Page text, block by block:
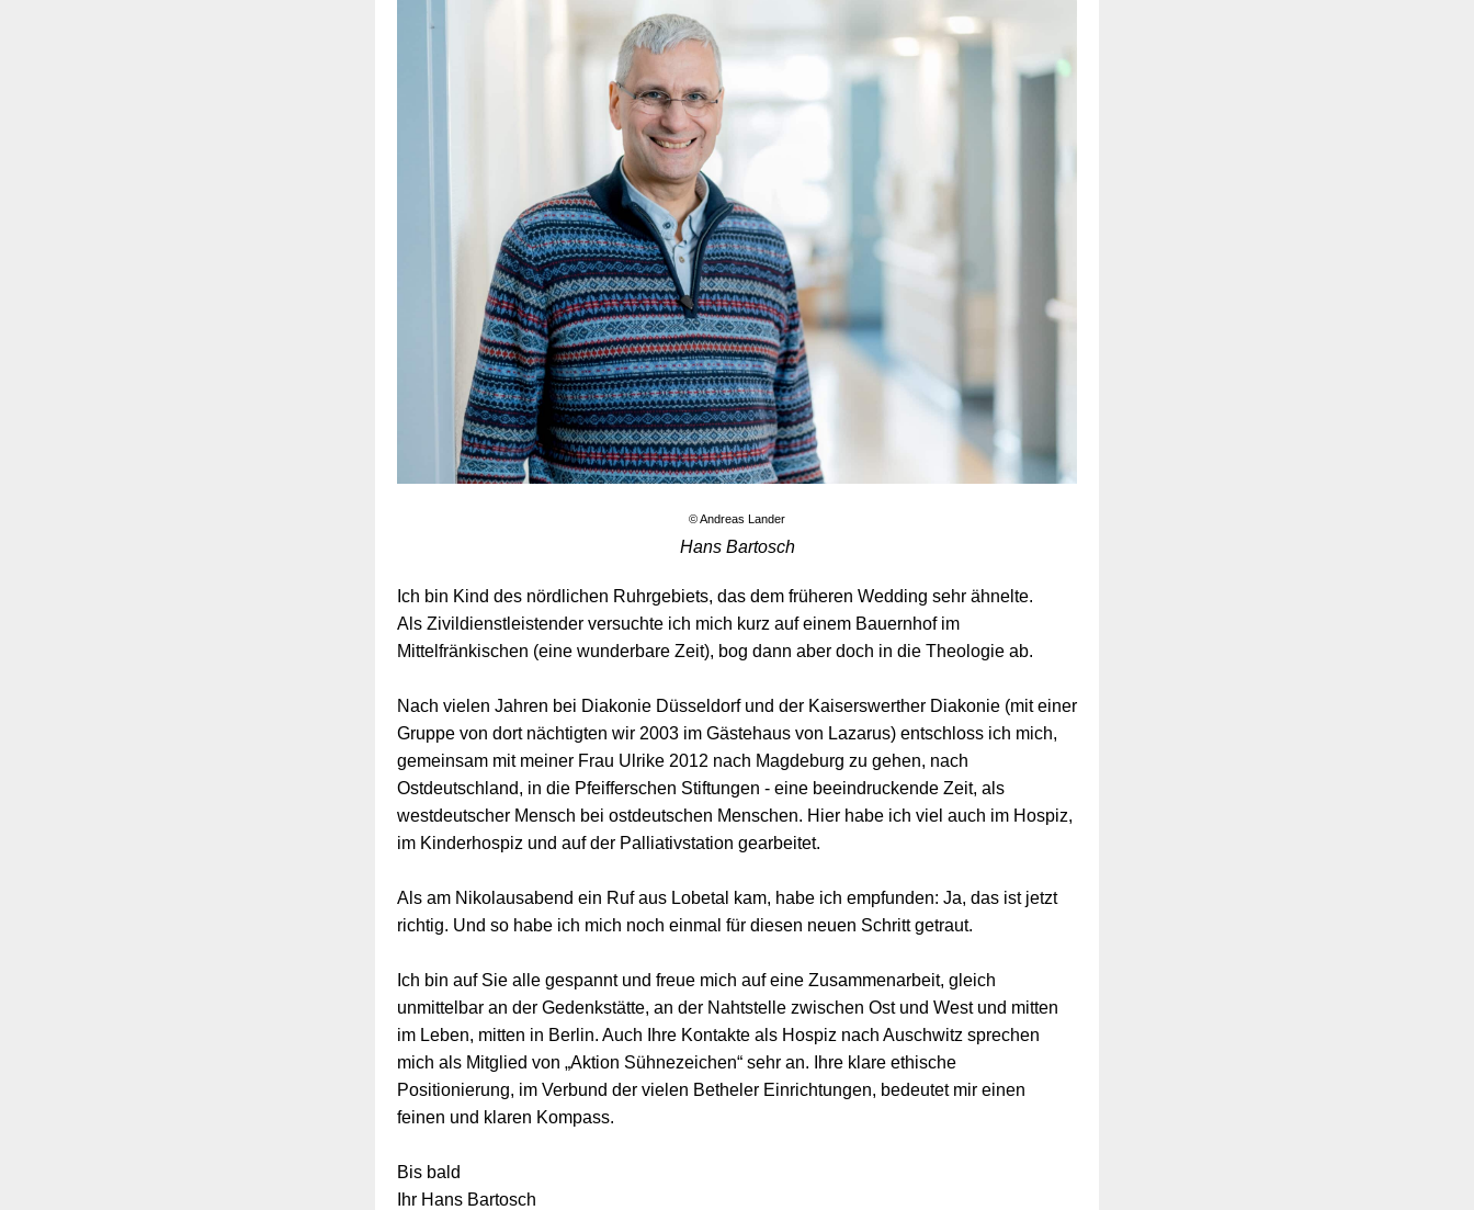
©Andreas Lander
Hans Bartosch
Ich bin Kind des nördlichen Ruhrgebiets, das dem früheren Wedding sehr ähnelte.
Als Zivildienstleistender versuchte ich mich kurz auf einem Bauernhof im
Mittelfränkischen (eine wunderbare Zeit), bog dann aber doch in die Theologie ab.
Nach vielen Jahren bei Diakonie Düsseldorf und der Kaiserswerther Diakonie (mit einer
Gruppe von dort nächtigten wir 2003 im Gästehaus von Lazarus) entschloss ich mich,
gemeinsam mit meiner Frau Ulrike 2012 nach Magdeburg zu gehen, nach
Ostdeutschland, in die Pfeifferschen Stiftungen - eine beeindruckende Zeit, als
westdeutscher Mensch bei ostdeutschen Menschen. Hier habe ich viel auch im Hospiz,
im Kinderhospiz und auf der Palliativstation gearbeitet.
Als am Nikolausabend ein Ruf aus Lobetal kam, habe ich empfunden: Ja, das ist jetzt
richtig. Und so habe ich mich noch einmal für diesen neuen Schritt getraut.
Ich bin auf Sie alle gespannt und freue mich auf eine Zusammenarbeit, gleich
unmittelbar an der Gedenkstätte, an der Nahtstelle zwischen Ost und West und mitten
im Leben, mitten in Berlin. Auch Ihre Kontakte als Hospiz nach Auschwitz sprechen
mich als Mitglied von „Aktion Sühnezeichen“ sehr an. Ihre klare ethische
Positionierung, im Verbund der vielen Betheler Einrichtungen, bedeutet mir einen
feinen und klaren Kompass.
Bis bald
Ihr Hans Bartosch